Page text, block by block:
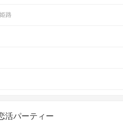
せん。
路
活パーティー